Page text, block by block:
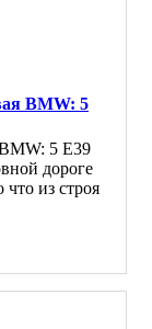
BMW: 5
5 E39
дороге
из строя